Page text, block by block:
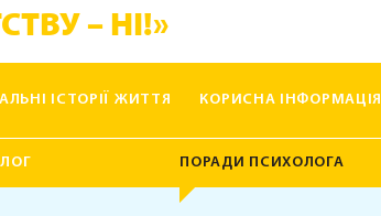
– НІ!»
ІСТОРІЇ ЖИТТЯ КОРИСНА ІНФОРМАЦІЯ
ПОРАДИ ПСИХОЛОГА